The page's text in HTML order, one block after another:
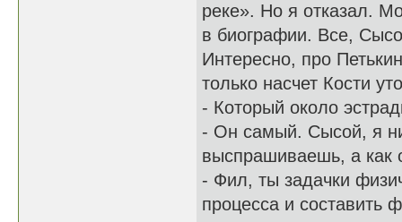
реке». Но я отказал.
в биографии. Все,
Интересно, про
только насчет Кости
- Который около
- Он самый. Сысой, я
выспрашиваешь, а как
- Фил, ты задачки
процесса и составить